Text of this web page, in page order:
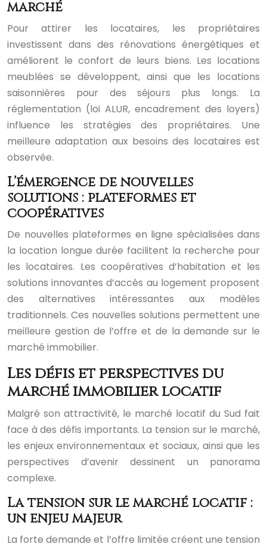
marché
Pour attirer les locataires, les propriétaires
investissent dans des rénovations énergétiques et
améliorent le confort de leurs biens. Les locations
meublées se développent, ainsi que les locations
saisonnières pour des séjours plus longs. La
réglementation (loi ALUR, encadrement des loyers)
influence les stratégies des propriétaires. Une
meilleure adaptation aux besoins des locataires est
observée.
L’émergence de nouvelles
solutions : plateformes et
coopératives
De nouvelles plateformes en ligne spécialisées dans
la location longue durée facilitent la recherche pour
les locataires. Les coopératives d’habitation et les
solutions innovantes d’accès au logement proposent
des alternatives intéressantes aux modèles
traditionnels. Ces nouvelles solutions permettent une
meilleure gestion de l’offre et de la demande sur le
marché immobilier.
Les défis et perspectives du
marché immobilier locatif
Malgré son attractivité, le marché locatif du Sud fait
face à des défis importants. La tension sur le marché,
les enjeux environnementaux et sociaux, ainsi que les
perspectives d’avenir dessinent un panorama
complexe.
La tension sur le marché locatif :
un enjeu majeur
La forte demande et l’offre limitée créent une tension